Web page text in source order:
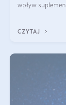
wpływ
CZYTAJ